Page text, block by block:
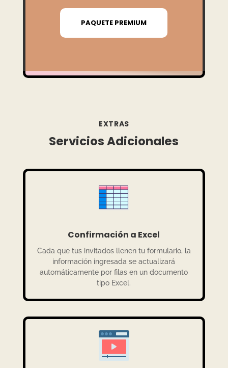
PAQUETE PREMIUM
EXTRAS
Servicios Adicionales
Confirmación a Excel
Cada que tus invitados llenen tu formulario, la
información ingresada se actualizará
automáticamente por filas en un documento
tipo Excel.